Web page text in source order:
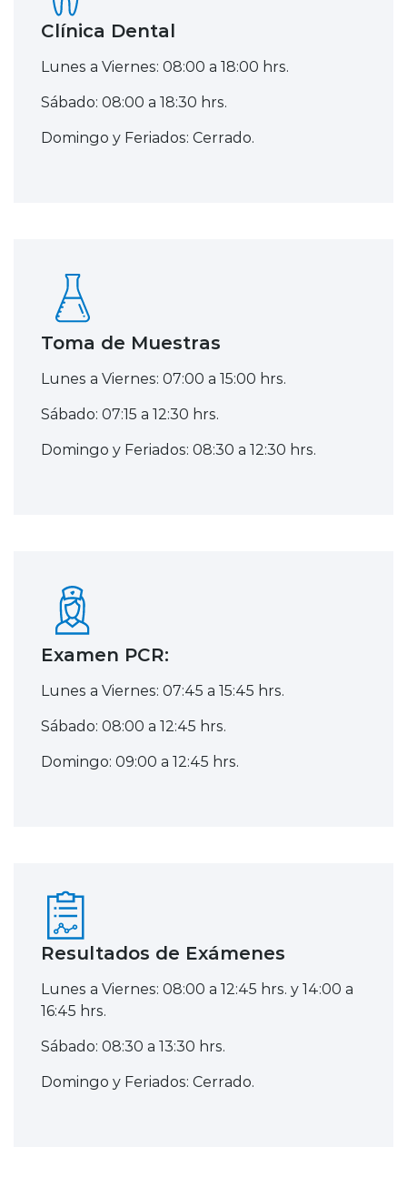
Clínica Dental
Lunes a Viernes: 08:00 a 18:00 hrs.
Sábado: 08:00 a 18:30 hrs.
Domingo y Feriados: Cerrado.
Toma de Muestras
Lunes a Viernes: 07:00 a 15:00 hrs.
Sábado: 07:15 a 12:30 hrs.
Domingo y Feriados: 08:30 a 12:30 hrs.
Examen PCR:
Lunes a Viernes: 07:45 a 15:45 hrs.
Sábado: 08:00 a 12:45 hrs.
Domingo: 09:00 a 12:45 hrs.
Resultados de Exámenes
Lunes a Viernes: 08:00 a 12:45 hrs. y 14:00 a
16:45 hrs.
Sábado: 08:30 a 13:30 hrs.
Domingo y Feriados: Cerrado.